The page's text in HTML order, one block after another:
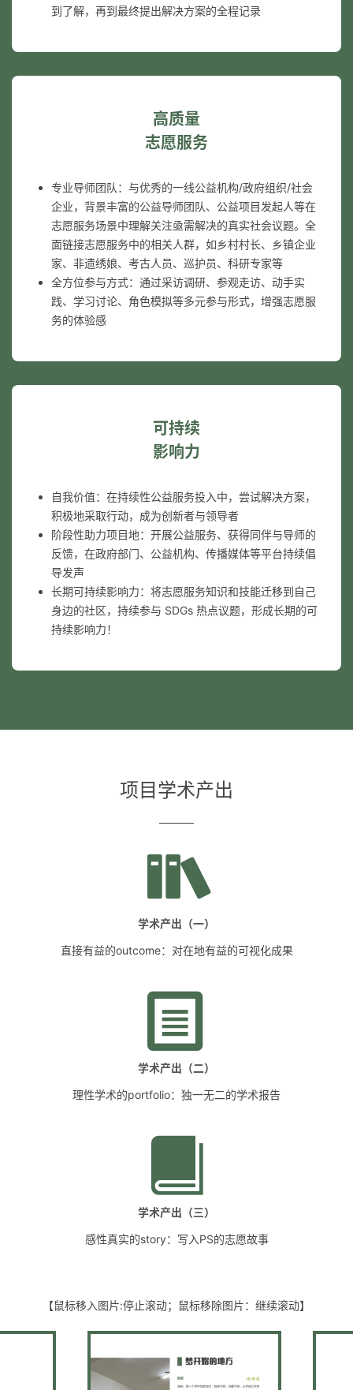
到了解，再到最终提出解决方案的全程记录
高质量
志愿服务
专业导师团队：与优秀的一线公益机构/政府组织/社会
企业，背景丰富的公益导师团队、公益项目发起人等在
志愿服务场景中理解关注亟需解决的真实社会议题。全
面链接志愿服务中的相关人群，如乡村村长、乡镇企业
家、非遗绣娘、考古人员、巡护员、科研专家等
全方位参与方式：通过采访调研、参观走访、动手实
践、学习讨论、角色模拟等多元参与形式，增强志愿服
务的体验感
自我价值：在持续性公益服务投入中，尝试解决方案，
积极地采取行动，成为创新者与领导者
阶段性助力项目地：开展公益服务、获得同伴与导师的
反馈，在政府部门、公益机构、传播媒体等平台持续倡
导发声
长期可持续影响力：将志愿服务知识和技能迁移到自己
身边的社区，持续参与 SDGs 热点议题，形成长期的可
持续影响力！
可持续
影响力
项目学术产出
学术产出（一）
直接有益的outcome：对在地有益的可视化成果
学术产出（二）
理性学术的portfolio：独一无二的学术报告
学术产出（三）
感性真实的story：写入PS的志愿故事
【鼠标移入图片:停止滚动；鼠标移除图片：继续滚动】